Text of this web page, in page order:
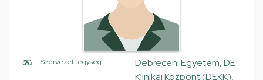
Szervezeti egység
Debreceni Egyetem, DE
Klinikai Központ (DEKK),